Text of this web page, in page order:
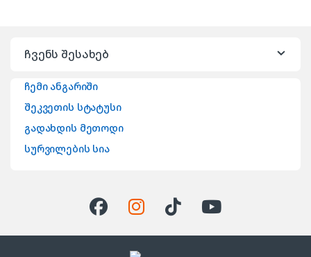
ჩვენს შესახებ
ჩემი ანგარიში
შეკვეთის სტატუსი
გადახდის მეთოდი
სურვილების სია